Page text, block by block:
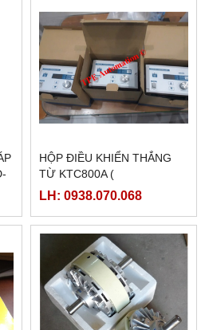
LH: 0938.070.068
NGUỒN MEANWELL LRS-
350-48
LH: 0938.070.068
NGUỒN MEANWELL LRS-
350-12
LH: 0938.070.068
PLC SHIHLIN TAIWAN AX1N-
24MR-ES
LH: 0938.070.068